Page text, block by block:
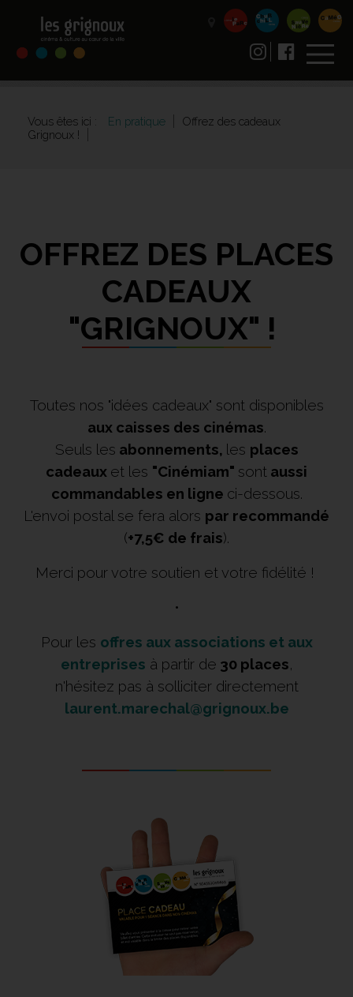
Vous êtes ici : En pratique
Offrez des cadeaux
Grignoux !
OFFREZ DES PLACES
CADEAUX
"GRIGNOUX" !
Toutes nos "idées cadeaux" sont disponibles
aux caisses des cinémas.
Seuls les abonnements, les places
cadeaux et les "Cinémiam" sont aussi
commandables en ligne ci-dessous.
L'envoi postal se fera alors par recommandé
(+7,5€ de frais).
Merci pour votre soutien et votre fidélité !
•
Pour les offres aux associations et aux
entreprises à partir de 30 places,
n'hésitez pas à solliciter directement
laurent.marechal@grignoux.be